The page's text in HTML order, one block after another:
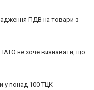
ПДВ на товари з
не хоче визнавати, що
у понад 100 ТЦК